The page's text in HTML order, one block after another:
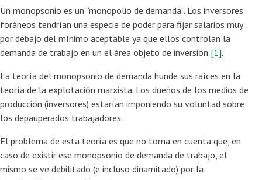
Un monopsonio es un “monopolio de demanda”. Los inversores
foráneos tendrían una especie de poder para fijar salarios muy
por debajo del mínimo aceptable ya que ellos controlan la
demanda de trabajo en un el área objeto de inversión [1].
La teoría del monopsonio de demanda hunde sus raíces en la
teoría de la explotación marxista. Los dueños de los medios de
producción (inversores) estarían imponiendo su voluntad sobre
los depauperados trabajadores.
El problema de esta teoría es que no toma en cuenta que, en
caso de existir ese monopsonio de demanda de trabajo, el
mismo se ve debilitado (e incluso dinamitado) por la